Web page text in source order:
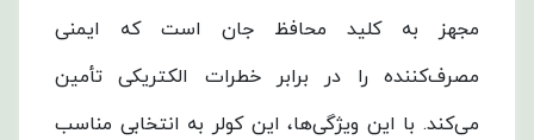
مجهز به کلید محافظ جان است که ایمنی
مصرف‌کننده را در برابر خطرات الکتریکی تأمین
می‌کند. با این ویژگی‌ها، این کولر به انتخابی مناسب